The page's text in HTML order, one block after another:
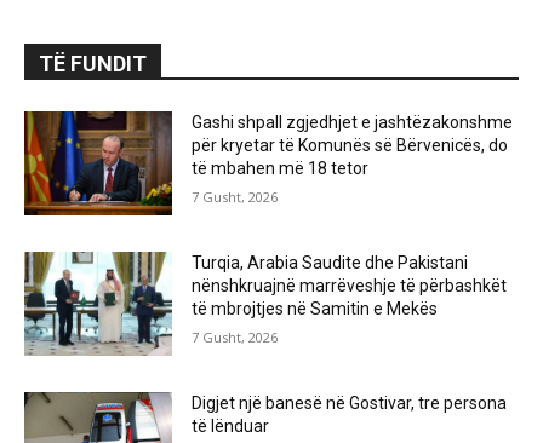
TË FUNDIT
Gashi shpall zgjedhjet e jashtëzakonshme
për kryetar të Komunës së Bërvenicës, do
të mbahen më 18 tetor
7 Gusht, 2026
Turqia, Arabia Saudite dhe Pakistani
nënshkruajnë marrëveshje të përbashkët
të mbrojtjes në Samitin e Mekës
7 Gusht, 2026
Digjet një banesë në Gostivar, tre persona
të lënduar